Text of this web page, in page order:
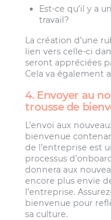
Est-ce qu’il y a
travail?
La création d’une
lien vers celle-ci
seront appréciées
Cela va également
4. Envoyer au
trousse de
L’envoi aux
bienvenue
de l’entreprise est
processus
donnera aux
encore plus envie
l’entreprise.
bienvenue pour
sa culture.